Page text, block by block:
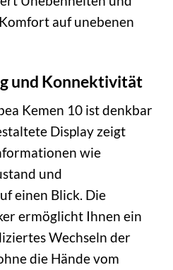
auf unebenen
und Konnektivität
Kemen 10 ist denkbar
Display zeigt
wie
und
einen Blick. Die
ermöglicht Ihnen ein
Wechseln der
die Hände vom